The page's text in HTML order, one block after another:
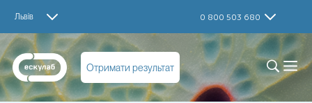
Львів 0 800 503 680
Отримати результат
BCL6
Матеріал
Парафінові блоки